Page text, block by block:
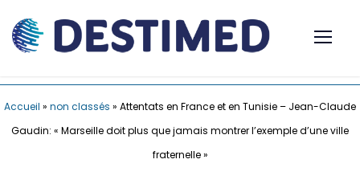
Accueil » non classés » Attentats en France et en Tunisie – Jean-Claude
Gaudin: « Marseille doit plus que jamais montrer l’exemple d’une ville
fraternelle »